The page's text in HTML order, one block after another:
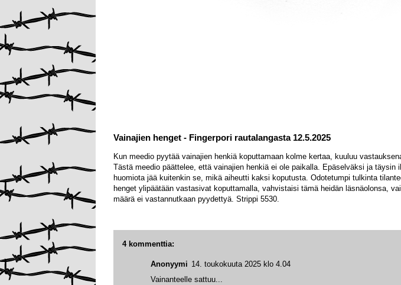
Vainajien henget - Fingerpori rautalangasta 12.5.2025
Kun meedio pyytää vainajien henkiä koputtamaan kolme kertaa, kuuluu
Tästä meedio päättelee, että vainajien henkiä ei ole paikalla. Epäselväksi ja täysin
huomiota jää kuitenkin se, mikä aiheutti kaksi koputusta. Odotetumpi tulkinta
henget ylipäätään vastasivat koputtamalla, vahvistaisi tämä heidän läsnäolonsa,
määrä ei vastannutkaan pyydettyä. Strippi 5530.
4 kommenttia:
Anonyymi 14. toukokuuta 2025 klo 4.04
Vainanteelle sattuu...